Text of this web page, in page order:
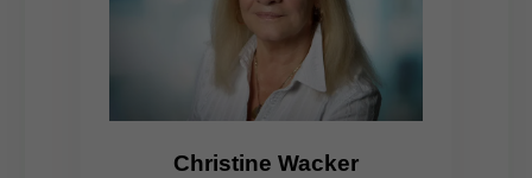
Christine Wacker